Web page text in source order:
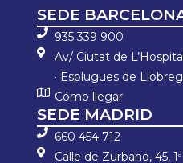
SEDE
935 339 900
Av/ Ciutat de
· Esplugues de
Cómo llegar
SEDE MADRID
660 454 712
Calle de Zurbano, 45,